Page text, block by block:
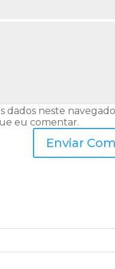
dados neste
eu comentar.